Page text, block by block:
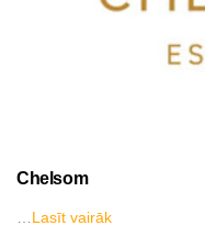
Chelsom
Lasīt vairāk